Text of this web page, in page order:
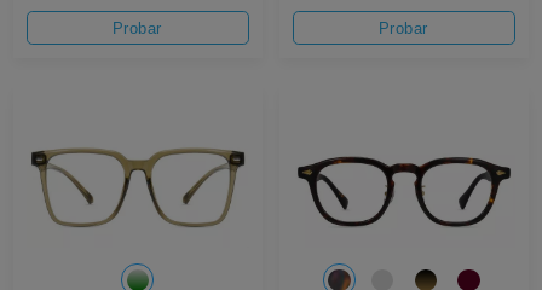
Probar Probar